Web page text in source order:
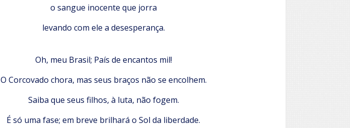
o sangue inocente que jorra
levando com ele a desesperança.
Oh, meu Brasil; País de encantos mil!
O Corcovado chora, mas seus braços não se encolhem.
Saiba que seus filhos, à luta, não fogem.
É só uma fase; em breve brilhará o Sol da liberdade.